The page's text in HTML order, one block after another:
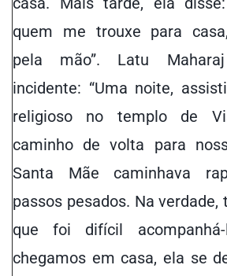
quem me trouxe para
pela mão”. Latu
incidente: “Uma noite,
religioso no templo de
caminho de volta para
Santa Mãe caminhava
passos pesados. Na
que foi difícil
chegamos em casa, ela se